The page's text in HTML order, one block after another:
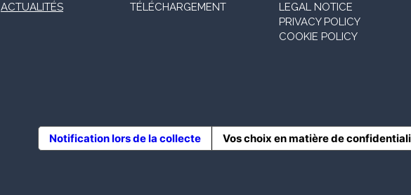
ACTUALITÉS TÉLÉCHARGEMENT
LEGAL NOTICE
PRIVACY POLICY
COOKIE POLICY
Notification lors de la collecte Vos choix en matière de